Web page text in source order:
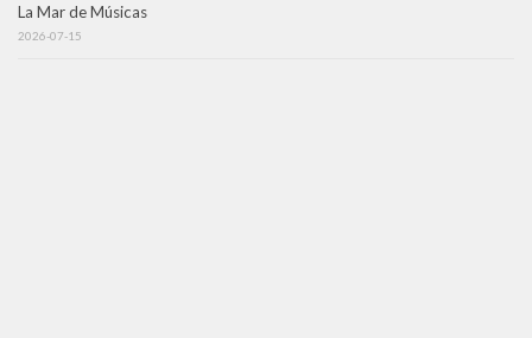
La Mar de Músicas
2026-07-15